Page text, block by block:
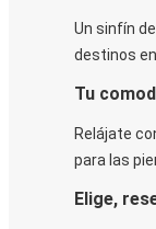
Un sinfín
destinos
Tu
Relájate
para las
Elige,